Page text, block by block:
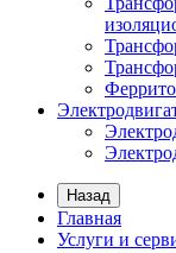
Назад
Главная
Услуги и